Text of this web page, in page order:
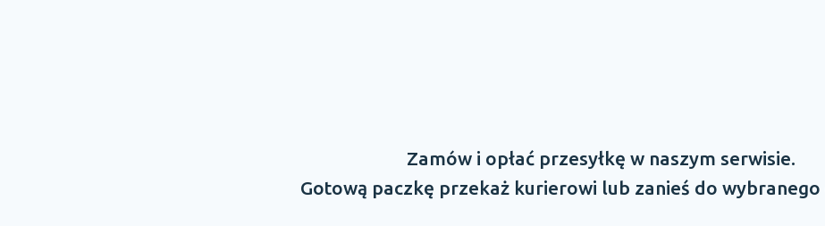
Zamów i opłaćprzesyłkę w naszym serwisie.
Gotową paczkę przekaż kurierowi lub zanieś do wybranego